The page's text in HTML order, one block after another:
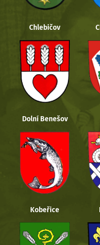
Chlebičov
Dolní Benešov
Kobeřice